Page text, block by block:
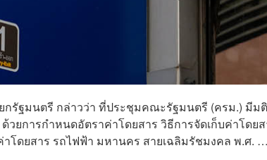
รัฐมนตรี กล่าวว่า ที่ประชุมคณะรัฐมนตรี (ครม.) มีม
ยการกำหนดอัตราค่าโดยสาร วิธีการจัดเก็บค่าโดย
โดยสาร รถไฟฟ้า มหานคร สายเฉลิมรัชมงคล พ.ศ.